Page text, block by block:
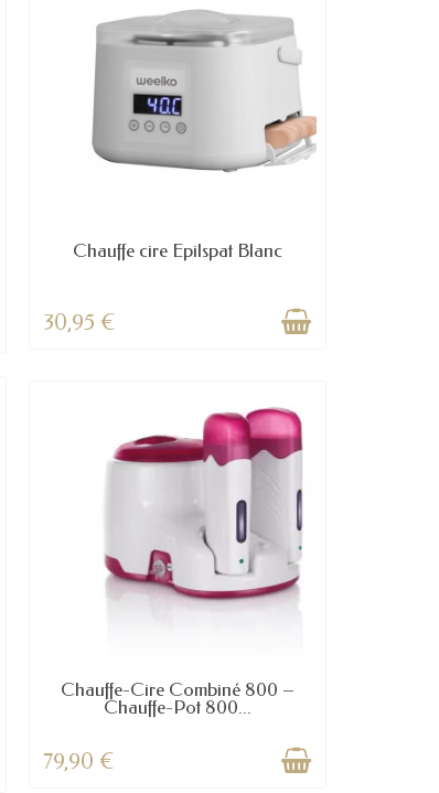
Chauffe cire Epilspat Blanc
30,95 €
Chauffe-Cire Combiné 800 –
Chauffe-Pot 800...
79,90 €